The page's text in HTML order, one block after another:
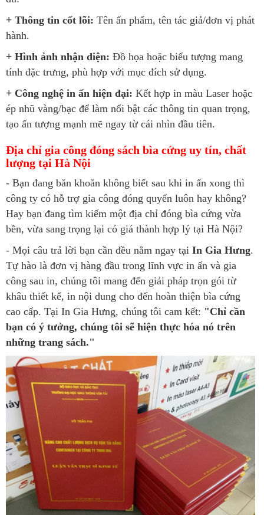
+ Thông tin cốt lõi: Tên ấn phẩm, tên tác giả/đơn vị phát
hành.
+ Hình ảnh nhận diện: Đồ họa hoặc biểu tượng mang
tính đặc trưng, phù hợp với mục đích sử dụng.
+ Công nghệ in ấn hiện đại: Kết hợp in màu Laser hoặc
ép nhũ vàng/bạc để làm nổi bật các thông tin quan trọng,
tạo ấn tượng mạnh mẽ ngay từ cái nhìn đầu tiên.
Địa chỉ gia công đóng sách bìa cứng uy tín, chất
lượng tại Hà Nội
- Bạn đang băn khoăn không biết sau khi in ấn xong thì
công ty có hỗ trợ gia công đóng quyển luôn hay không?
Hay bạn đang tìm kiếm một địa chỉ đóng bìa cứng vừa
bền, vừa sang trọng lại có giá thành hợp lý tại Hà Nội?
- Mọi câu trả lời bạn cần đều nằm ngay tại In Gia Hưng.
Tự hào là đơn vị hàng đầu trong lĩnh vực in ấn và gia
công sau in, chúng tôi mang đến giải pháp trọn gói từ
khâu thiết kế, in nội dung cho đến hoàn thiện bìa cứng
cao cấp. Tại In Gia Hưng, chúng tôi cam kết: "Chỉ cần
bạn có ý tưởng, chúng tôi sẽ hiện thực hóa nó trên
những trang sách."